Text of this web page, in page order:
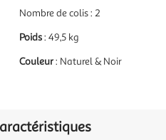
Nombre de colis : 2
Poids: 49,5 kg
Couleur: Naturel & Noir